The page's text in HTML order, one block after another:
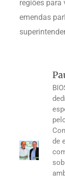
regiões para
emendas
de